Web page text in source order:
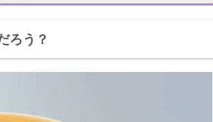
ろう？